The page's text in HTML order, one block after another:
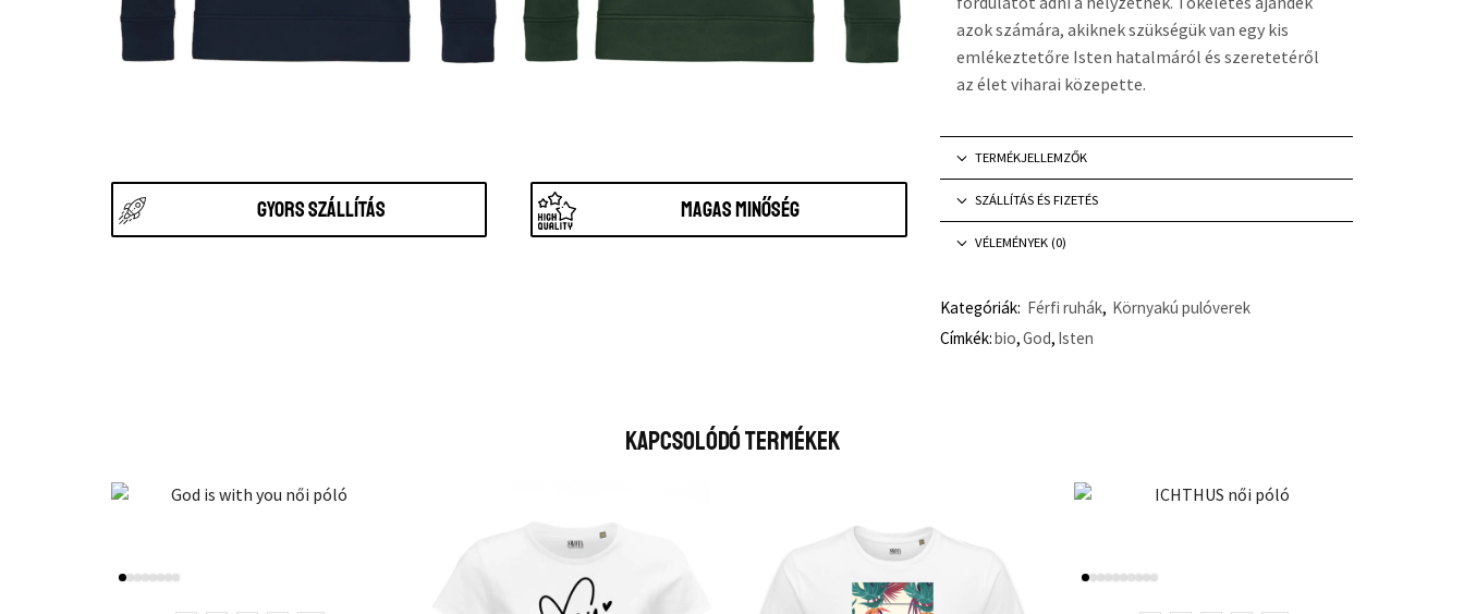
Gyors szállítás Magas minőség
azok számára, akiknek szükségük van egy kis
emlékeztetőre Isten hatalmáról és szeretetéről
az élet viharai közepette.
TERMÉKJELLEMZŐK
SZÁLLÍTÁS ÉS FIZETÉS
VÉLEMÉNYEK (0)
Kategóriák: Férfi ruhák, Környakú pulóverek
Címkék:bio,God, Isten
Kapcsolódó Termékek